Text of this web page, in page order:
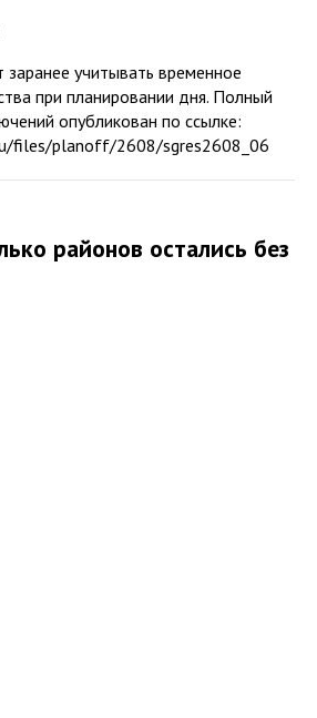
учитывать временное
при планировании дня. Полный
опубликован по ссылке:
files/planoff/2608/sgres2608_06
районов остались без